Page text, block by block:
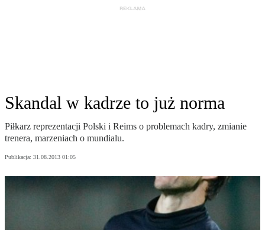
Skandal w kadrze to już norma
Piłkarz reprezentacji Polski i Reims o problemach kadry, zmianie
trenera, marzeniach o mundialu.
Publikacja: 31.08.2013 01:05